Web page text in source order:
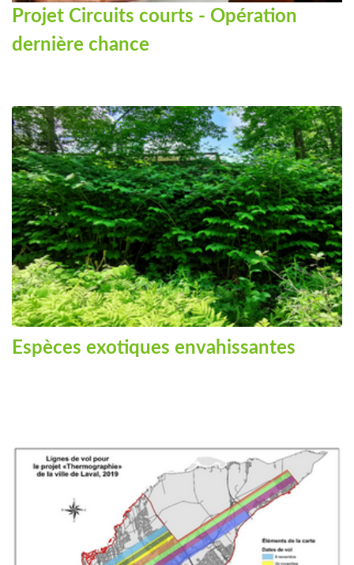
Projet Circuits courts - Opération
dernière chance
Espèces exotiques envahissantes